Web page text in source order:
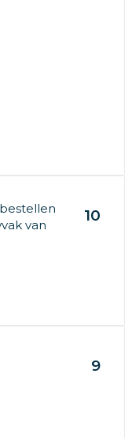
van
10
9